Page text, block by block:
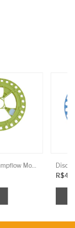
Disco Milho Rampflow Mod U Amarelo - 10Mm J.Assy